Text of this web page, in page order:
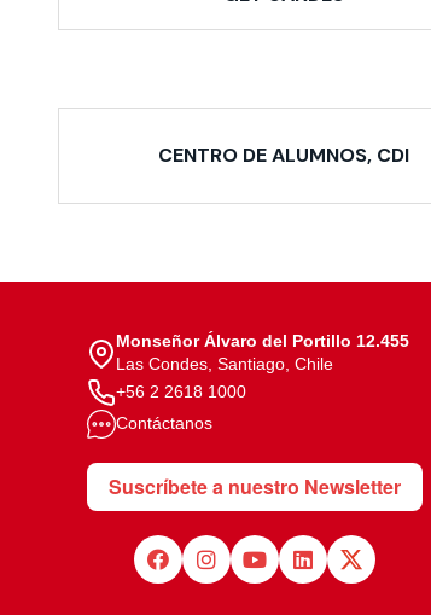
CENTRO DE ALUMNOS, CDI
Monseñor Álvaro del Portillo 12.455
Las Condes, Santiago, Chile
+56 2 2618 1000
Contáctanos
Suscríbete a nuestro Newsletter